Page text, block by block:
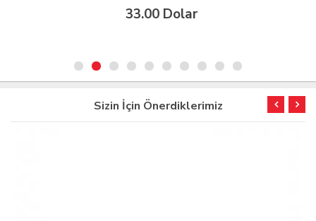
33.00 Dolar
Sizin İçin Önerdiklerimiz